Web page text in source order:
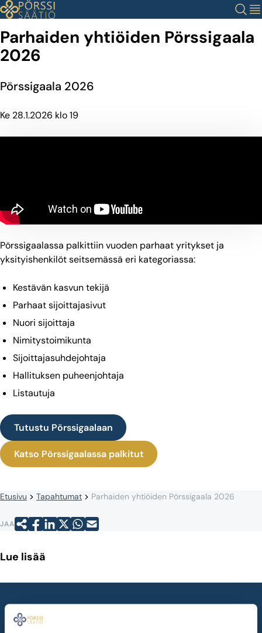
Siirry
sisältöön
Haku
Parhaiden yhtiöiden Pörssigaala
2026
Pörssigaala 2026
Ke 28.1.2026 klo 19
Pörssigaalassa palkittiin vuoden parhaat yritykset ja
yksityishenkilöt seitsemässä eri kategoriassa:
Kestävän kasvun tekijä
Parhaat sijoittajasivut
Nuori sijoittaja
Nimitystoimikunta
Sijoittajasuhdejohtaja
Hallituksen puheenjohtaja
Listautuja
Tutustu Pörssigaalaan
Katso Pörssigaalassa palkitut
Etusivu Tapahtumat Parhaiden yhtiöiden Pörssigaala 2026
JAA
Lue lisää